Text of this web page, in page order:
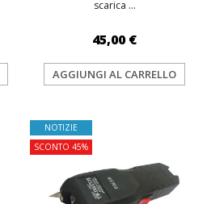
scarica ...
45,00 €
AGGIUNGI AL CARRELLO
NOTIZIE
SCONTO 45%